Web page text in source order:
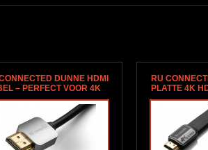
DUNNE HDMI
– PERFECT VOOR 4K
RU
PLATTE 4K